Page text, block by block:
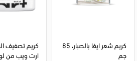
جم
ارت ويب من